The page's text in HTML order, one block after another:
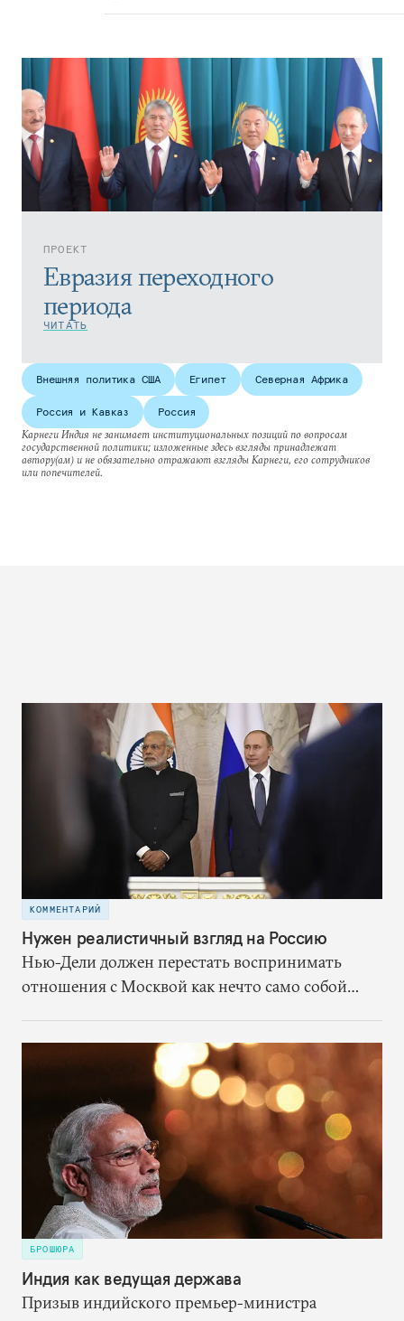
ПРОЕКТ
Евразия переходного
периода
ЧИТАТЬ
Внешняя политика США Египет Северная Африка
Россия и Кавказ
Россия
Карнеги Индия не занимает институциональных позиций по вопросам
государственной политики; изложенные здесь взгляды принадлежат
автору(ам) и не обязательно отражают взгляды Карнеги, его сотрудников
или попечителей.
КОММЕНТАРИЙ
Нужен реалистичный взгляд на Россию
Нью-Дели должен перестать воспринимать
отношения с Москвой как нечто само собой
сконцентрироваться на переформатировании
партнёрства со страной, которая останется
мощной силой в Евразии.
БРОШЮРА
Индия как ведущая держава
Призыв индийского премьер-министра